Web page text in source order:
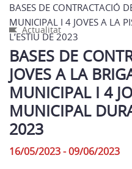
BASES DE CONTRACTACIÓ
MUNICIPAL I 4 JOVES A LA
L’ESTIU DE 2023
Actualitat
BASES DE
JOVES A LA
MUNICIPAL I 4
MUNICIPAL
2023
16/05/2023 - 09/06/2023